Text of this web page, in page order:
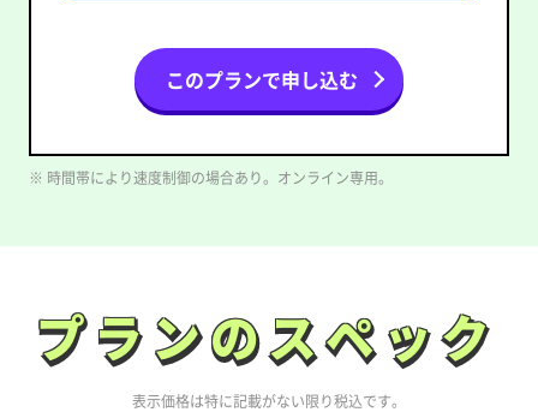
このプランで申し込む
※ 時間帯により速度制御の場合あり。オンライン専用。
プランのスペック
プランのスペック
表示価格は特に記載がない限り税込です。